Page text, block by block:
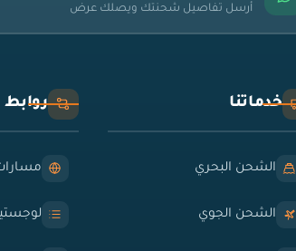
أرسل تفاصيل شحنتك ويصلك عرض
خدماتنا
الشحن البحري
الشحن الجوي